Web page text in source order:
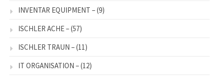
INVENTAR EQUIPMENT –(9)
ISCHLER ACHE –(57)
ISCHLER TRAUN –(11)
IT ORGANISATION –(12)